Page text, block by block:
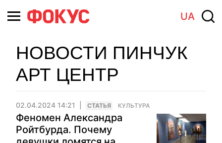
UA
НОВОСТИ ПИНЧУК
АРТ ЦЕНТР
02.04.2024 14:21 CТАТЬЯ КУЛЬТУРА
Феномен Александра
Ройтбурда. Почему